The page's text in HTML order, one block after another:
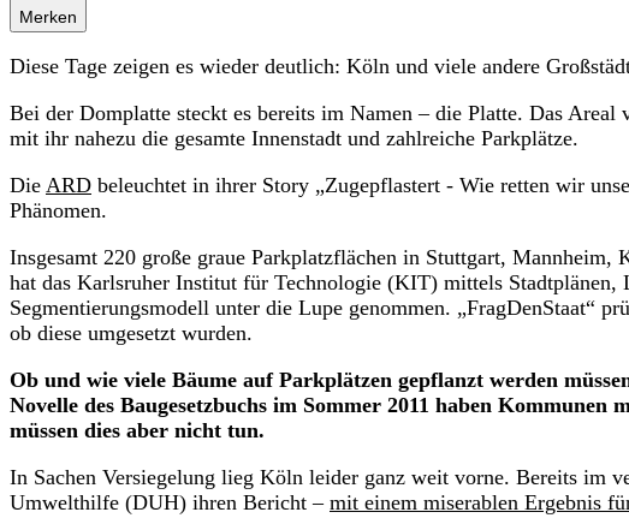
Merken
Diese Tage zeigen es wieder deutlich: Köln und viele andere
Bei der Domplatte steckt es bereits im Namen – die Platte. Das
mit ihr nahezu die gesamte Innenstadt und zahlreiche Parkplätze.
Die ARD beleuchtet in ihrer Story „Zugepflastert - Wie retten wir
Phänomen.
Insgesamt 220 große graue Parkplatzflächen in Stuttgart,
hat das Karlsruher Institut für Technologie (KIT) mittels Stadtplänen,
Segmentierungsmodell unter die Lupe genommen. „FragDenStaat“
ob diese umgesetzt wurden.
Ob und wie viele Bäume auf Parkplätzen gepflanzt werden
Novelle des Baugesetzbuchs im Sommer 2011 haben
müssen dies aber nicht tun.
In Sachen Versiegelung lieg Köln leider ganz weit vorne. Bereits im
Umwelthilfe (DUH) ihren Bericht – mit einem miserablen Ergebnis